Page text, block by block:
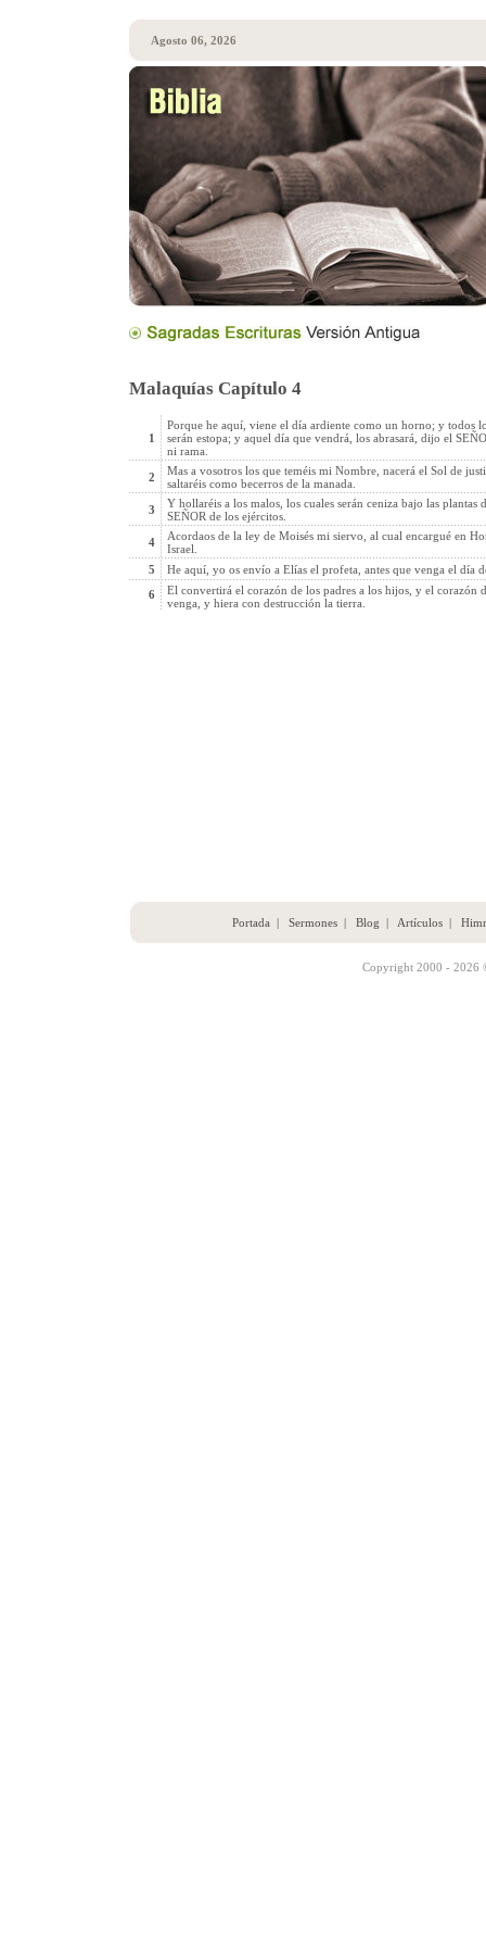
Agosto 06, 2026
Malaquías Capítulo 4
1
Porque he aquí, viene el día ardiente como un horno; y todos
serán estopa; y aquel día que vendrá, los abrasará, dijo el
ni rama.
2
Mas a vosotros los que teméis mi Nombre, nacerá el Sol de
saltaréis como becerros de la manada.
3
Y hollaréis a los malos, los cuales serán ceniza bajo las
SEÑOR de los ejércitos.
4
Acordaos de la ley de Moisés mi siervo, al cual encargué en
Israel.
5
He aquí, yo os envío a Elías el profeta, antes que venga el día
6
El convertirá el corazón de los padres a los hijos, y el corazón
venga, y hiera con destrucción la tierra.
Portada | Sermones| Blog | Artículos|
Copyright 2000 - 2026